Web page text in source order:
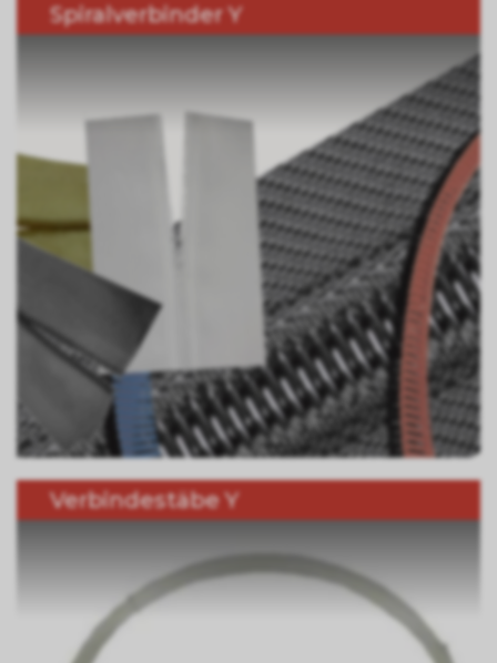
Spiralverbinder Y
Verbindestäbe Y